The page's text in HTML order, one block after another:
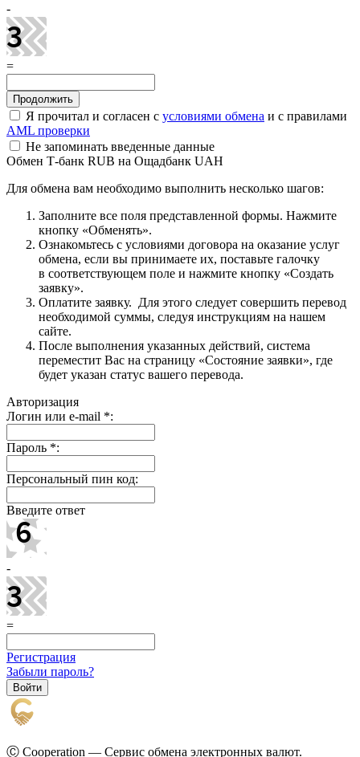
-
=
Я прочитал и согласен с условиями обмена и с правилами
AML проверки
Не запоминать введенные данные
Обмен Т-банк RUB на Ощадбанк UAH
Для обмена вам необходимо выполнить несколько шагов:
Заполните все поля представленной формы. Нажмите
кнопку «Обменять».
Ознакомьтесь с условиями договора на оказание услуг
обмена, если вы принимаете их, поставьте галочку
в соответствующем поле и нажмите кнопку «Создать
заявку».
Оплатите заявку. Для этого следует совершить перевод
необходимой суммы, следуя инструкциям на нашем
сайте.
После выполнения указанных действий, система
переместит Вас на страницу «Состояние заявки», где
будет указан статус вашего перевода.
Авторизация
Логин или e-mail *:
Пароль *:
Персональный пин код:
Введите ответ
-
=
Регистрация
Забыли пароль?
Ⓒ Cooperation — Сервис обмена электронных валют.